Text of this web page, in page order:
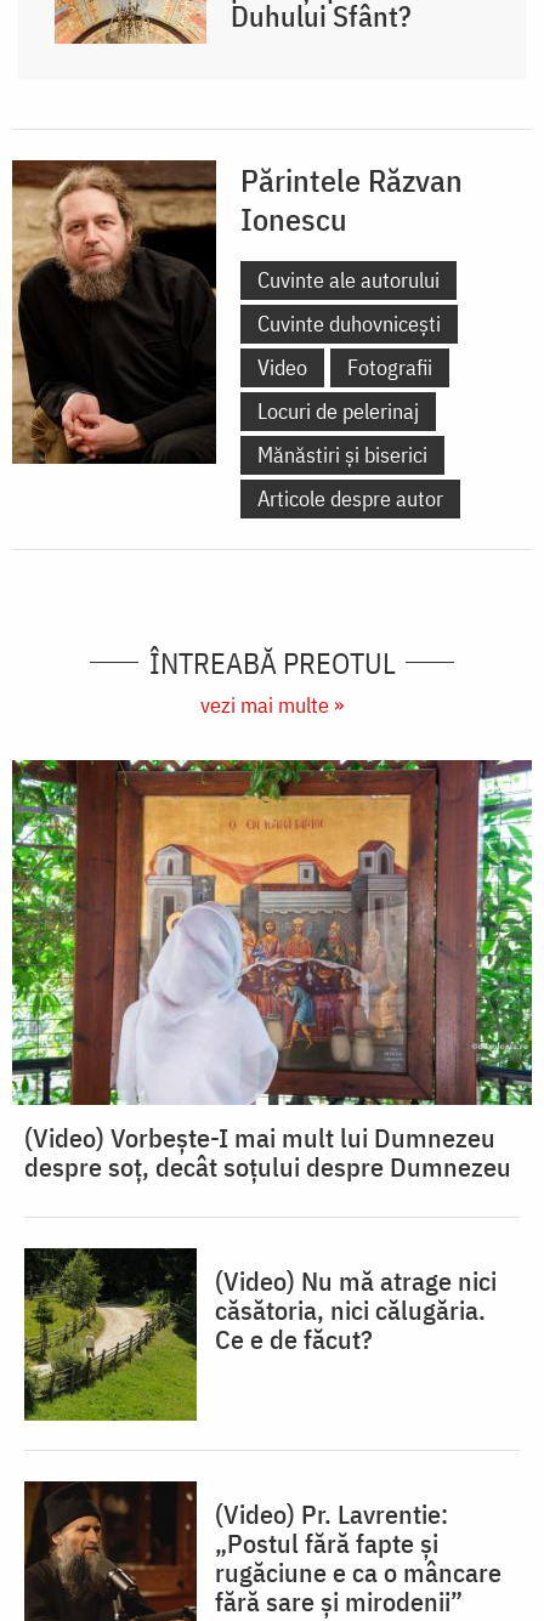
Duhului Sfânt?
Părintele Răzvan
Ionescu
Cuvinte ale autorului
Cuvinte duhovnicești
Video
Fotografii
Locuri de pelerinaj
Mănăstiri și biserici
Articole despre autor
ÎNTREABĂ PREOTUL
vezi mai multe »
(Video) Vorbește-I mai mult lui Dumnezeu
despre soț, decât soțului despre Dumnezeu
(Video) Nu mă atrage nici
căsătoria, nici călugăria.
Ce e de făcut?
(Video) Pr. Lavrentie:
„Postul fără fapte și
rugăciune e ca o mâncare
fără sare și mirodenii”